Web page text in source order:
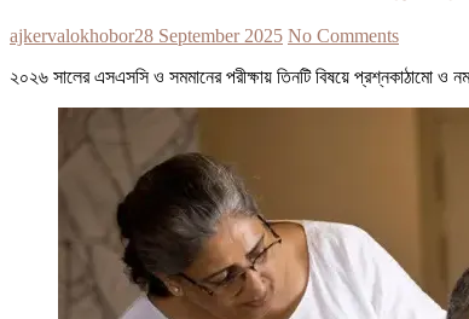
ajkervalokhobor28 September 2025 No Comments
২০২৬ সালের এসএসসি ও সমমানের পরীক্ষায় তিনটি বিষয়ে প্রশ্নকাঠামো